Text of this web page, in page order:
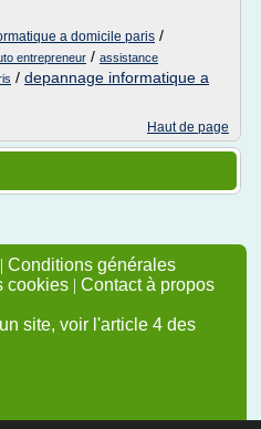
a domicile paris /
entrepreneur / assistance
/ depannage informatique a
Haut de page
| Conditions générales
cookies | Contact à propos
site, voir l'article 4 des